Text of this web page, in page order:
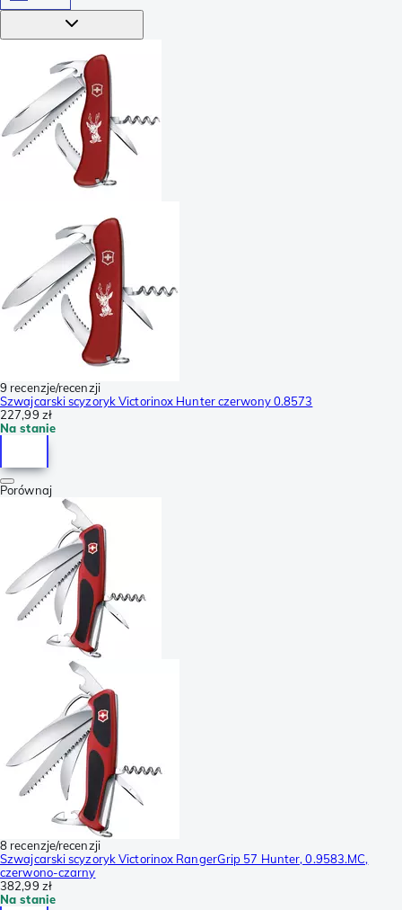
9 recenzje/recenzji
Szwajcarski scyzoryk Victorinox Hunter czerwony 0.8573
227,99 zł
Na stanie
Porównaj
8 recenzje/recenzji
Szwajcarski scyzoryk Victorinox RangerGrip 57 Hunter, 0.9583.MC,
czerwono-czarny
382,99 zł
Na stanie